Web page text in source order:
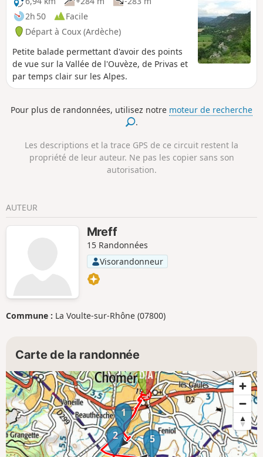
2h 50
Facile
Départ à Coux (Ardèche)
Petite balade permettant d'avoir des points
de vue sur la Vallée de l'Ouvèze, de Privas et
par temps clair sur les Alpes.
Pour plus de randonnées, utilisez notre moteur de recherche
.
Les descriptions et la trace GPS de ce circuit restent la
propriété de leur auteur. Ne pas les copier sans son
autorisation.
AUTEUR
Mreff
15 Randonnées
Visorandonneur
Commune : La Voulte-sur-Rhône (07800)
Carte de la randonnée
1
2
5